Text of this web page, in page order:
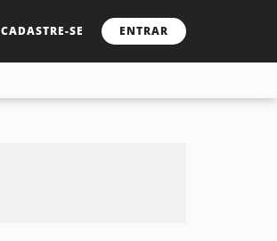
CADASTRE-SE ENTRAR